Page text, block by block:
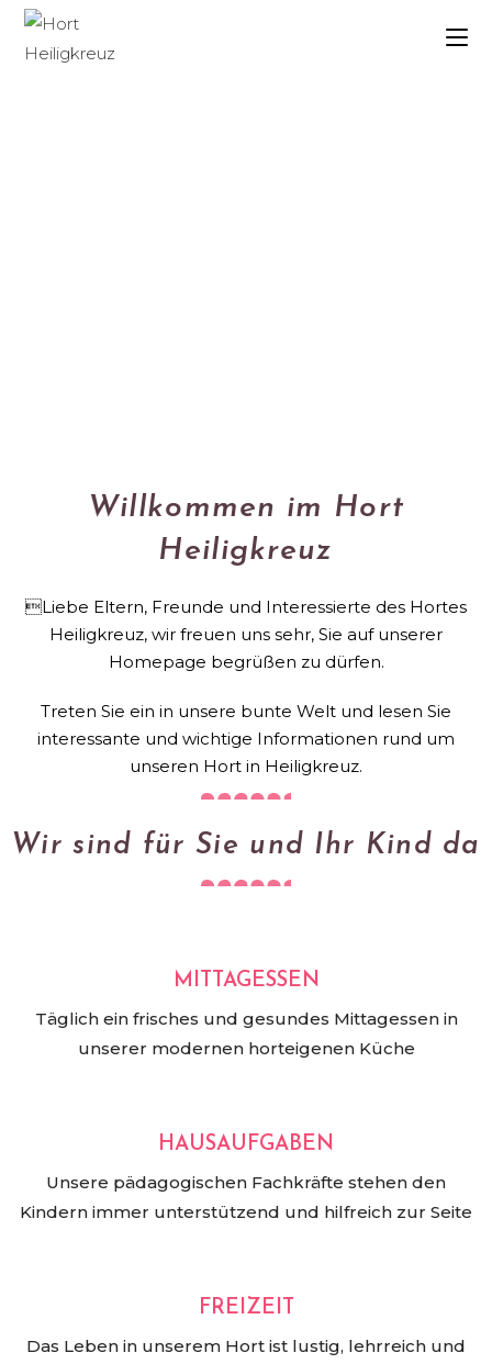
Willkommen im Hort
Heiligkreuz
Liebe Eltern, Freunde und Interessierte des Hortes
Heiligkreuz, wir freuen uns sehr, Sie auf unserer
Homepage begrüßen zu dürfen.
Treten Sie ein in unsere bunte Welt und lesen Sie
interessante und wichtige Informationen rund um
unseren Hort in Heiligkreuz.
Wir sind für Sie und Ihr Kind da
MITTAGESSEN
Täglich ein frisches und gesundes Mittagessen in
unserer modernen horteigenen Küche
HAUSAUFGABEN
Unsere pädagogischen Fachkräfte stehen den
Kindern immer unterstützend und hilfreich zur Seite
FREIZEIT
Das Leben in unserem Hort ist lustig, lehrreich und